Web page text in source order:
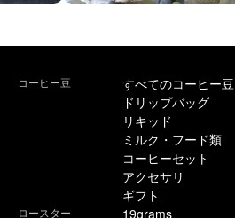
コーヒー豆
すべてのコーヒー豆
ドリップバッグ
リキッド
ミルク・フード類
コーヒーセット
アクセサリ
ギフト
ロースター
19grams